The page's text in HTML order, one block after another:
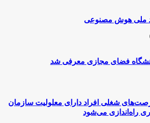
ملی هوش مصنوعی
فضای مجازی معرفی شد
شغلی افراد دارای معلولیت سازمان
راه‌اندازی می‌شود